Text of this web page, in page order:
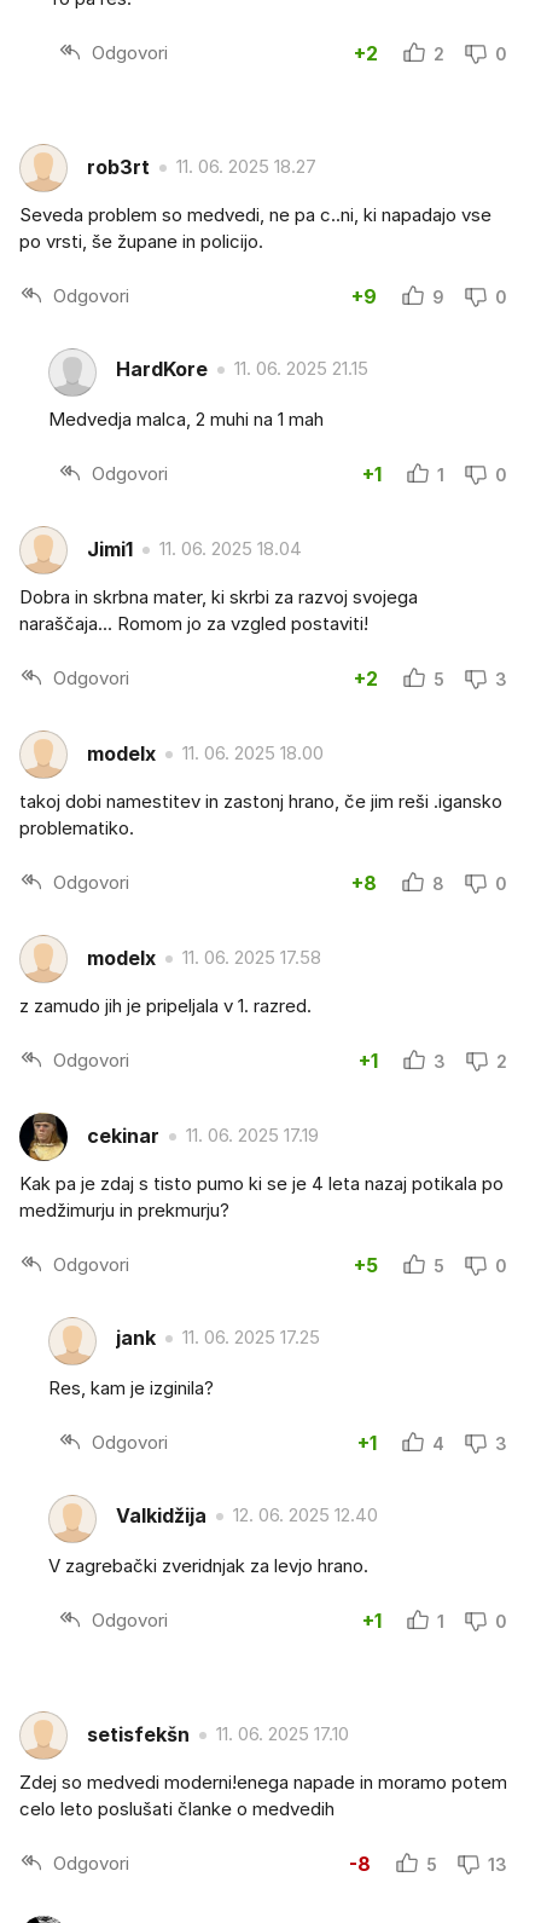
Odgovori +2 2 0
rob3rt 11. 06. 2025 18.27
Seveda problem so medvedi, ne pa c..ni, ki napadajo vse
po vrsti, še župane in policijo.
Odgovori +9 9 0
HardKore 11. 06. 2025 21.15
Medvedja malca, 2 muhi na 1 mah
Odgovori +1 1 0
Jimi1 11. 06. 2025 18.04
Dobra in skrbna mater, ki skrbi za razvoj svojega
naraščaja... Romom jo za vzgled postaviti!
Odgovori +2 5 3
modelx 11. 06. 2025 18.00
takoj dobi namestitev in zastonj hrano, če jim reši .igansko
problematiko.
Odgovori +8 8 0
modelx 11. 06. 2025 17.58
z zamudo jih je pripeljala v 1. razred.
Odgovori +1 3 2
cekinar 11. 06. 2025 17.19
Kak pa je zdaj s tisto pumo ki se je 4 leta nazaj potikala po
medžimurju in prekmurju?
Odgovori +5 5 0
jank 11. 06. 2025 17.25
Res, kam je izginila?
Odgovori +1 4 3
Valkidžija 12. 06. 2025 12.40
V zagrebački zveridnjak za levjo hrano.
Odgovori +1 1 0
setisfekšn 11. 06. 2025 17.10
Zdej so medvedi moderni!enega napade in moramo potem
celo leto poslušati članke o medvedih
Odgovori -8 5 13